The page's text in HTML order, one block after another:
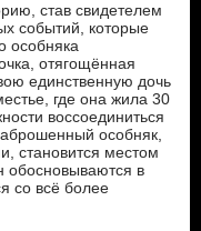
став свидетелем
событий, которые
особняка
отягощённая
единственную дочь
где она жила 30
воссоединиться
особняк,
становится местом
обосновываются в
со всё более